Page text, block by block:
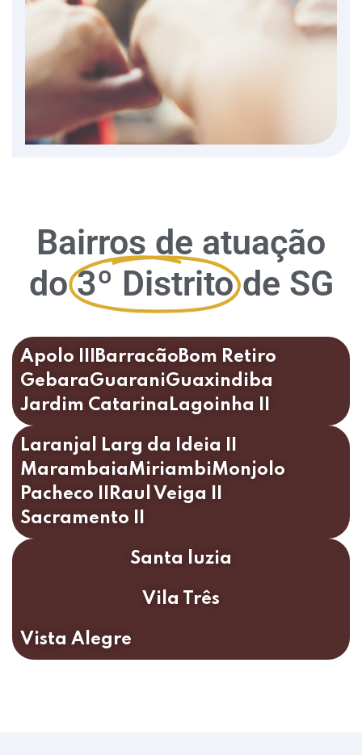
Bairros de atuação
do 3º Distrito de SG
Apolo III Barracão Bom Retiro
GebaraGuaraniGuaxindiba
Jardim Catarina Lagoinha II
Laranjal
Larg da Ideia II
MarambaiaMiriambiMonjolo
Pacheco II
Raul Veiga II
Sacramento II
Santa luzia
Vila Três
Vista Alegre